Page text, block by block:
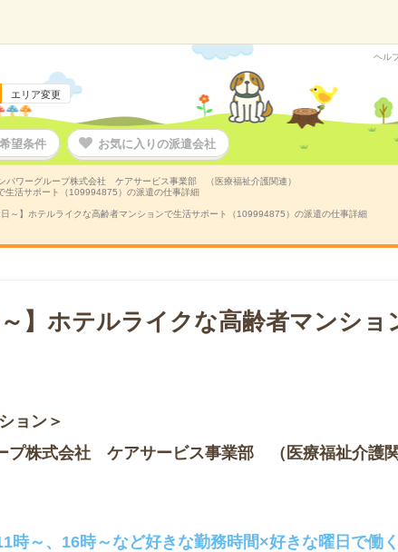
エリア変更
ヘル
望条件 お気に入りの派遣会社
パワーグループ株式会社 ケアサービス事業部 （医療福祉介護関連）
生活サポート（109994875）の派遣の仕事詳細
～】ホテルライクな高齢者マンションで生活サポート（109994875）の派遣の仕事詳細
】ホテルライクな高齢者マンショ
ョン＞
プ株式会社 ケアサービス事業部 （医療福祉介護関
時～、16時～など好きな勤務時間×好きな曜日で働く